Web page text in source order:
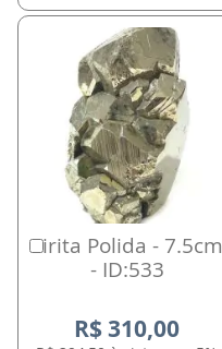
Pirita Polida - 7.5cm
- ID:533
R$ 310,00
Comprar